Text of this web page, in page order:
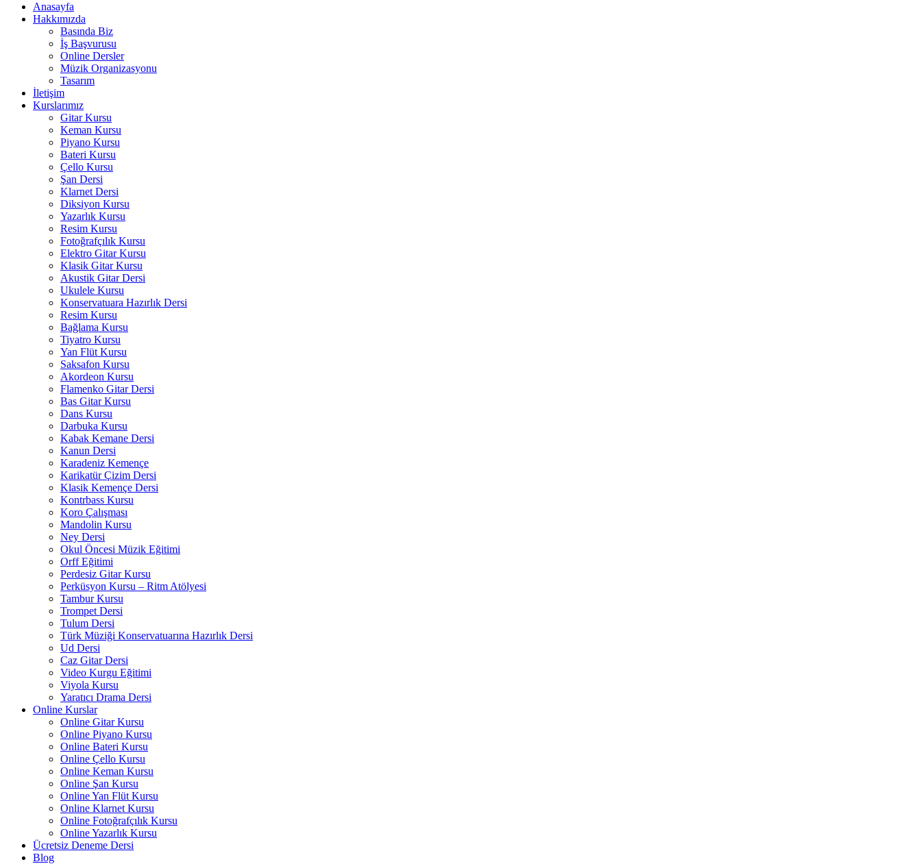
Anasayfa
Hakkımızda
Basında Biz
İş Başvurusu
Online Dersler
Müzik Organizasyonu
Tasarım
İletişim
Kurslarımız
Gitar Kursu
Keman Kursu
Piyano Kursu
Bateri Kursu
Çello Kursu
Şan Dersi
Klarnet Dersi
Diksiyon Kursu
Yazarlık Kursu
Resim Kursu
Fotoğrafçılık Kursu
Elektro Gitar Kursu
Klasik Gitar Kursu
Akustik Gitar Dersi
Ukulele Kursu
Konservatuara Hazırlık Dersi
Resim Kursu
Bağlama Kursu
Tiyatro Kursu
Yan Flüt Kursu
Saksafon Kursu
Akordeon Kursu
Flamenko Gitar Dersi
Bas Gitar Kursu
Dans Kursu
Darbuka Kursu
Kabak Kemane Dersi
Kanun Dersi
Karadeniz Kemençe
Karikatür Çizim Dersi
Klasik Kemençe Dersi
Kontrbass Kursu
Koro Çalışması
Mandolin Kursu
Ney Dersi
Okul Öncesi Müzik Eğitimi
Orff Eğitimi
Perdesiz Gitar Kursu
Perküsyon Kursu – Ritm Atölyesi
Tambur Kursu
Trompet Dersi
Tulum Dersi
Türk Müziği Konservatuarına Hazırlık Dersi
Ud Dersi
Caz Gitar Dersi
Video Kurgu Eğitimi
Viyola Kursu
Yaratıcı Drama Dersi
Online Kurslar
Online Gitar Kursu
Online Piyano Kursu
Online Bateri Kursu
Online Çello Kursu
Online Keman Kursu
Online Şan Kursu
Online Yan Flüt Kursu
Online Klarnet Kursu
Online Fotoğrafçılık Kursu
Online Yazarlık Kursu
Ücretsiz Deneme Dersi
Blog